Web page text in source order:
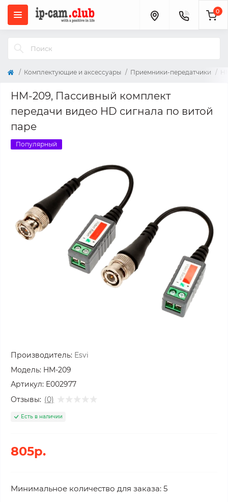
0
Комплектующие и аксессуары Приемники-передатчики
HM-209, Пассивный комплект
передачи видео HD сигнала по витой
паре
Популярный
Производитель: Esvi
Модель: HM-209
Артикул: E002977
Отзывы: (0)
Есть в наличии
805р.
Минимальное количество для заказа: 5